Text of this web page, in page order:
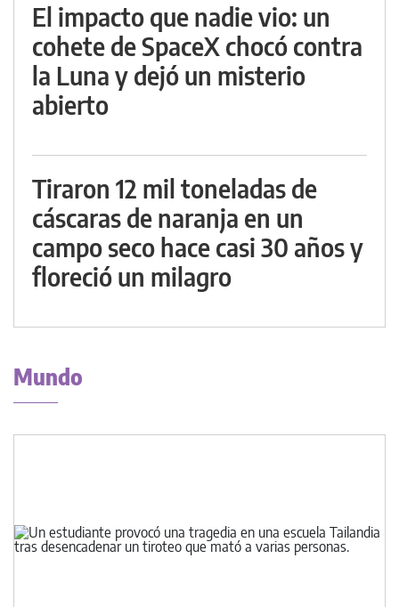
El impacto que nadie vio: un
cohete de SpaceX chocó contra
la Luna y dejó un misterio
abierto
Tiraron 12 mil toneladas de
cáscaras de naranja en un
campo seco hace casi 30 años y
floreció un milagro
Mundo